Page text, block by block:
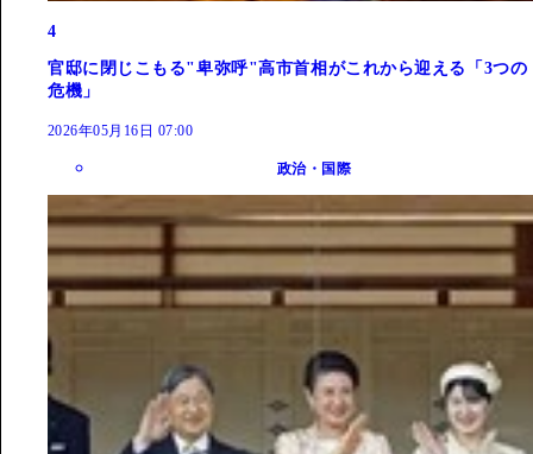
4
官邸に閉じこもる"卑弥呼"高市首相がこれから迎える「3つの
危機」
2026年05月16日 07:00
政治・国際